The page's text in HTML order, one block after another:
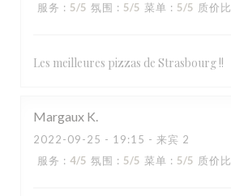
服务 : 5/5 氛围 : 5/5 菜单 : 5/5 质价比
Les meilleures pizzas de Strasbourg !!
Margaux K
2022-09-25 - 19:15 - 来宾 2
服务 : 4/5 氛围 : 5/5 菜单 : 5/5 质价比